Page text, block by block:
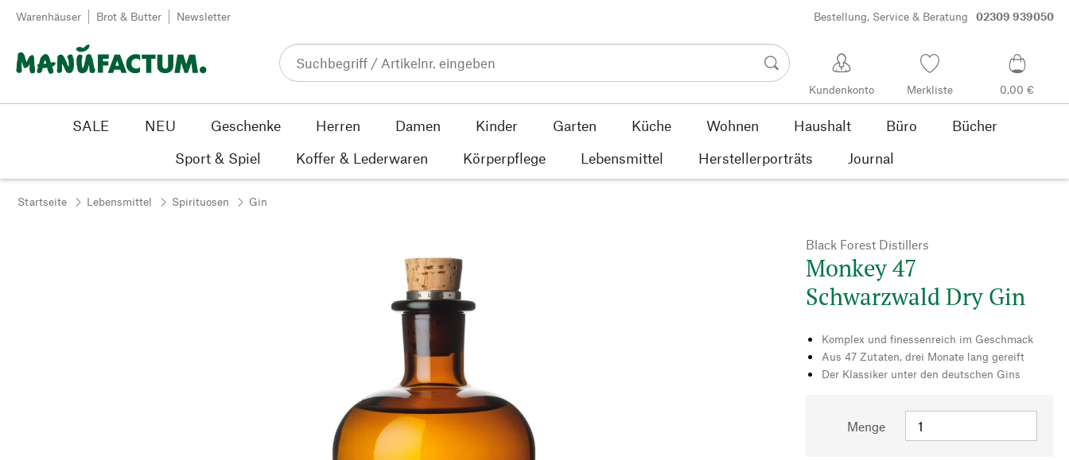
Zum Inhalt springen
Warenhäuser Brot & Butter Newsletter Bestellung, Service & Beratung 02309 939050
Kundenkonto Merkliste 0,00 €
SALE NEU Geschenke Herren Damen Kinder Garten Küche Wohnen Haushalt Büro
Bücher
Sport & Spiel
Koffer & Lederwaren Körperpflege Lebensmittel Herstellerporträts Journal
Startseite Lebensmittel Spirituosen Gin
Black Forest Distillers
Monkey 47
Schwarzwald Dry Gin
Komplex und finessenreich im Geschmack
Aus 47 Zutaten, drei Monate lang gereift
Der Klassiker unter den deutschen Gins
Menge